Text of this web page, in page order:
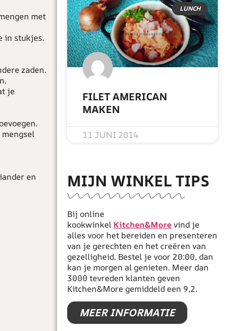
met
in stukjes.
zaden.
je
mengsel
en
LUNCH
FILET AMERICAN
MAKEN
11 JUNI 2014
MIJN WINKEL TIPS
Bij online
kookwinkel Kitchen&Morevind je
alles voor het bereiden en presenteren
van je gerechten en het creëren van
gezelligheid. Bestel je voor 20:00, dan
kan je morgen al genieten. Meer dan
3000 tevreden klanten geven
Kitchen&More gemiddeld een 9,2.
MEER INFORMATIE